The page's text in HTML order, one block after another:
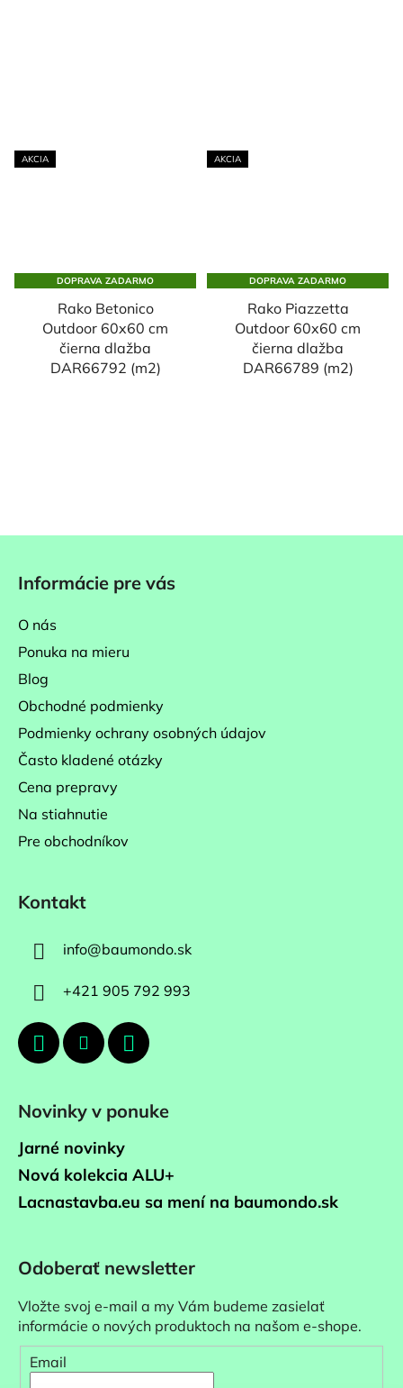
AKCIA
DOPRAVA ZADARMO
Rako Betonico
Outdoor 60x60 cm
čierna dlažba
DAR66792 (m2)
AKCIA
DOPRAVA ZADARMO
Rako Piazzetta
Outdoor 60x60 cm
čierna dlažba
DAR66789 (m2)
Informácie pre vás
O nás
Ponuka na mieru
Blog
Obchodné podmienky
Podmienky ochrany osobných údajov
Často kladené otázky
Cena prepravy
Na stiahnutie
Pre obchodníkov
Kontakt
info@baumondo.sk
+421 905 792 993
Novinky v ponuke
Jarné novinky
Nová kolekcia ALU+
Lacnastavba.eu sa mení na baumondo.sk
Odoberať newsletter
Vložte svoj e-mail a my Vám budeme zasielať
informácie o nových produktoch na našom e-shope.
Email